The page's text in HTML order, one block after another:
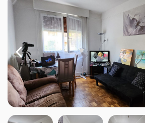
Vendre
Gestion
Syndic
Nos agences
Contact